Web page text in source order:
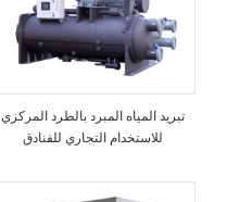
تبريد المياه المبرد بالطرد المركزي
للاستخدام التجاري للفنادق